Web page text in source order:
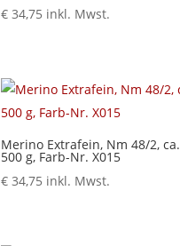
€ 34,75 inkl. Mwst.
Merino Extrafein, Nm 48/2, ca.
500 g, Farb-Nr. X015
€ 34,75 inkl. Mwst.